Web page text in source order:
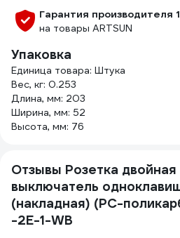
Гарантия производителя
на товары ARTSUN
Упаковка
Единица товара: Штука
Вес, кг: 0.253
Длина, мм: 203
Ширина, мм: 52
Высота, мм: 76
Отзывы Розетка
выключатель
(накладная) (PC-
-2Е-1-WB